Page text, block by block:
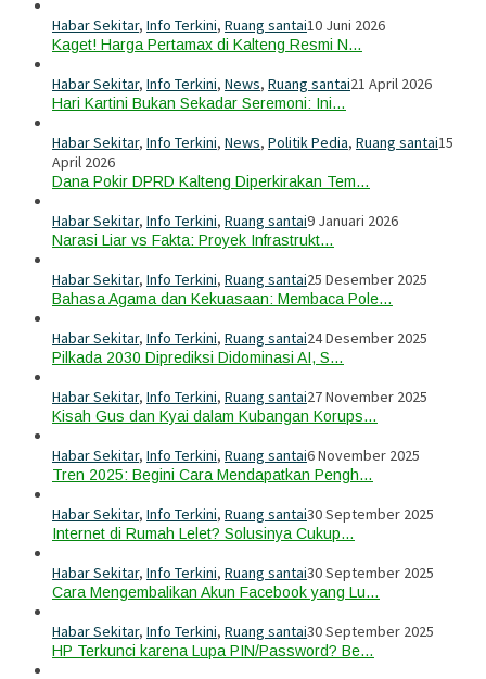
Habar Sekitar, Info Terkini, Ruang santai10 Juni 2026
Kaget! Harga Pertamax di Kalteng Resmi N…
Habar Sekitar, Info Terkini, News, Ruang santai21 April 2026
Hari Kartini Bukan Sekadar Seremoni: Ini…
Habar Sekitar, Info Terkini, News, Politik Pedia, Ruang santai15
April 2026
Dana Pokir DPRD Kalteng Diperkirakan Tem…
Habar Sekitar, Info Terkini, Ruang santai9 Januari 2026
Narasi Liar vs Fakta: Proyek Infrastrukt…
Habar Sekitar, Info Terkini, Ruang santai25 Desember 2025
Bahasa Agama dan Kekuasaan: Membaca Pole…
Habar Sekitar, Info Terkini, Ruang santai24 Desember 2025
Pilkada 2030 Diprediksi Didominasi AI, S…
Habar Sekitar, Info Terkini, Ruang santai27 November 2025
Kisah Gus dan Kyai dalam Kubangan Korups…
Habar Sekitar, Info Terkini, Ruang santai6 November 2025
Tren 2025: Begini Cara Mendapatkan Pengh…
Habar Sekitar, Info Terkini, Ruang santai30 September 2025
Internet di Rumah Lelet? Solusinya Cukup…
Habar Sekitar, Info Terkini, Ruang santai30 September 2025
Cara Mengembalikan Akun Facebook yang Lu…
Habar Sekitar, Info Terkini, Ruang santai30 September 2025
HP Terkunci karena Lupa PIN/Password? Be…